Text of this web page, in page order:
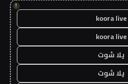
!
koora live
koora live
يلا شوت
يلا شوت